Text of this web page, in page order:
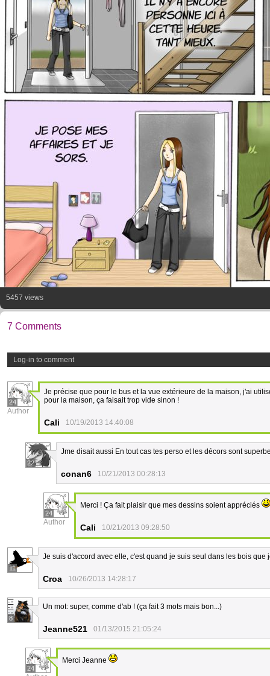
5457 views
7 Comments
Log-in to comment
24
Author
Je précise que pour le bus et la vue extérieure de la maison, j'ai
pour la maison, ça faisait trop vide sinon !
Cali 10/19/2013 14:40:08
22
Jme disait aussi En tout cas tes perso et les décors sont
conan6 10/21/2013 00:28:13
24
Author
Merci ! Ça fait plaisir que mes dessins soient appréciés
Cali 10/21/2013 09:28:50
11
Je suis d'accord avec elle, c'est quand je suis seul dans les bois que
Croa 10/26/2013 14:28:17
8
Un mot: super, comme d'ab ! (ça fait 3 mots mais bon...)
Jeanne521 01/13/2015 21:05:24
24
Merci Jeanne